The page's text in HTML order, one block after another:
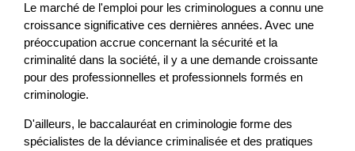
Le marché de l'emploi pour les criminologues a connu une
croissance significative ces dernières années. Avec une
préoccupation accrue concernant la sécurité et la
criminalité dans la société, il y a une demande croissante
pour des professionnelles et professionnels formés en
criminologie.
D'ailleurs, le baccalauréat en criminologie forme des
spécialistes de la déviance criminalisée et des pratiques